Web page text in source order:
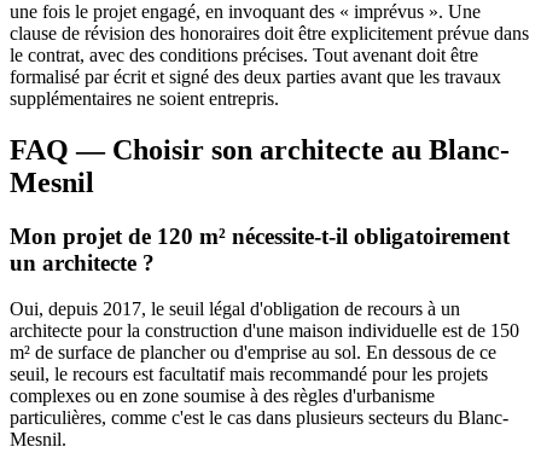
une fois le projet engagé, en invoquant des « imprévus ». Une
clause de révision des honoraires doit être explicitement prévue dans
le contrat, avec des conditions précises. Tout avenant doit être
formalisé par écrit et signé des deux parties avant que les travaux
supplémentaires ne soient entrepris.
FAQ — Choisir son architecte au Blanc-
Mesnil
Mon projet de 120 m² nécessite-t-il obligatoirement
un architecte ?
Oui, depuis 2017, le seuil légal d'obligation de recours à un
architecte pour la construction d'une maison individuelle est de 150
m² de surface de plancher ou d'emprise au sol. En dessous de ce
seuil, le recours est facultatif mais recommandé pour les projets
complexes ou en zone soumise à des règles d'urbanisme
particulières, comme c'est le cas dans plusieurs secteurs du Blanc-
Mesnil.